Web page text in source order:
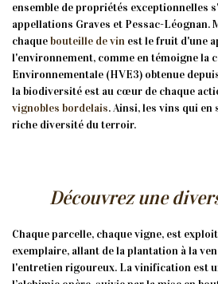
ensemble de propriétés exceptionnelles
appellations Graves et Pessac-Léognan.
chaquebouteille de vin est le fruit d'une
l'environnement, comme en témoigne la
Environnementale (HVE3) obtenue
la biodiversité est au cœur de chaque
vignobles bordelais. Ainsi, les vins qui
riche diversité du terroir.
Découvrez une
Chaque parcelle, chaque vigne, est
exemplaire, allant de la plantation à la
l'entretien rigoureux. La vinification est